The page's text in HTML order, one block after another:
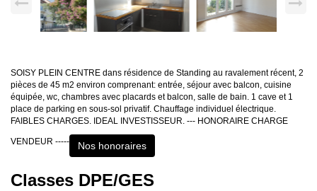
SOISY PLEIN CENTRE dans résidence de Standing au ravalement récent, 2
pièces de 45 m2 environ comprenant: entrée, séjour avec balcon, cuisine
équipée, wc, chambres avec placards et balcon, salle de bain. 1 cave et 1
place de parking en sous-sol privatif. Chauffage individuel électrique.
FAIBLES CHARGES. IDEAL INVESTISSEUR. --- HONORAIRE CHARGE
VENDEUR ----- Nos honoraires
Classes DPE/GES